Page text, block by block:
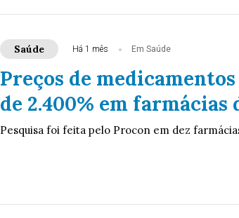
Saúde Há 1 mês Em Saúde
Preços de
de 2.400% em farmácias
Pesquisa foi feita pelo Procon em dez